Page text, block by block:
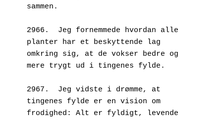
sammen.
2966.  Jeg fornemmede hvordan alle
planter har et beskyttende lag
omkring sig, at de vokser bedre og
mere trygt ud i tingenes fylde.
2967.  Jeg vidste i drømme, at
tingenes fylde er en vision om
frodighed: Alt er fyldigt, levende